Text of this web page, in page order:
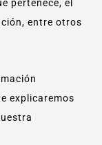
pertenece, el
entre otros
explicaremos